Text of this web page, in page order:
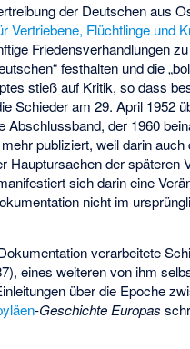
der Deutschen aus
Vertriebene, Flüchtlinge und
Friedensverhandlungen
festhalten und die
stieß auf Kritik, so dass
Schieder am 29. April 1952
der 1960
publiziert, weil darin auch
Hauptursachen der späteren
sich darin eine
nicht im
verarbeitete
eines weiteren von ihm
über die Epoche
-Geschichte Europas